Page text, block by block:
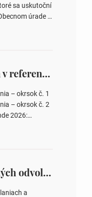
sa uskutoční
úrade v
komisie a
obecných
odpredaja
Výsledky hlasovania v referende 2026
– okrsok č. 1
– okrsok č. 2
2026:
…
Oznámenie o podaných odvolaniach a upovedomenie účastníkov konania o obsahu podaných odvolani – Verejná vyhláška
a